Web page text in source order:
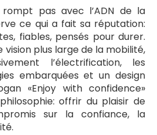
pas avec l’ADN de la
ce qui a fait sa réputation:
fiables, pensés pour durer.
vision plus large de la mobilité,
l’électrification, les
embarquées et un design
«Enjoy with confidence»
offrir du plaisir de
sur la confiance, la